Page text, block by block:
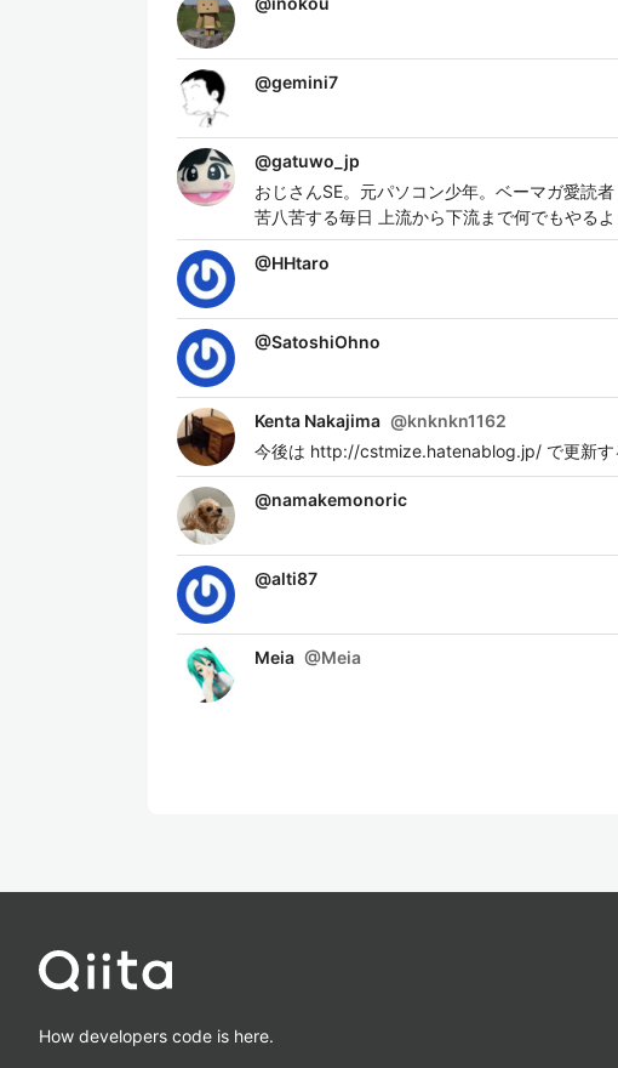
@gemini7
@gatuwo_jp
おじさんSE。元パソコン少年。ベーマガ愛読
苦八苦する毎日 上流から下流まで何でもやる
@HHtaro
@SatoshiOhno
Kenta Nakajima @knknkn1162
今後は http://cstmize.hatenablog.jp/ で更新す
@namakemonoric
@alti87
Meia @Meia
How developers code is here.